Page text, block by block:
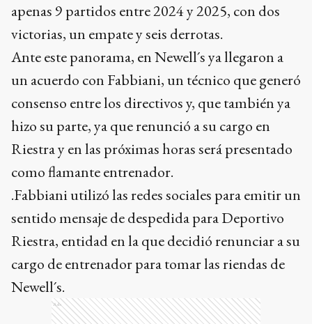
apenas 9 partidos entre 2024 y 2025, con dos
victorias, un empate y seis derrotas.
Ante este panorama, en Newell´s ya llegaron a
un acuerdo con Fabbiani, un técnico que generó
consenso entre los directivos y, que también ya
hizo su parte, ya que renunció a su cargo en
Riestra y en las próximas horas será presentado
como flamante entrenador.
.Fabbiani utilizó las redes sociales para emitir un
sentido mensaje de despedida para Deportivo
Riestra, entidad en la que decidió renunciar a su
cargo de entrenador para tomar las riendas de
Newell´s.
Ads